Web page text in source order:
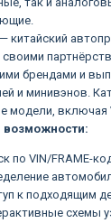
— китайский
брендами и
и минивэнов.
модели, включая
по VIN/FRAME-
к подходящим
схемы